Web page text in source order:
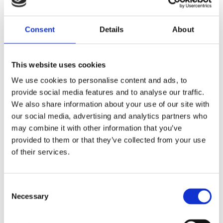
Consent Details About
This website uses cookies
We use cookies to personalise content and ads, to
provide social media features and to analyse our traffic.
We also share information about your use of our site with
our social media, advertising and analytics partners who
may combine it with other information that you’ve
provided to them or that they’ve collected from your use
of their services.
Selection
Necessary
Układ kierowniczy
UKŁAD KIEROWNICZY DO PEUGEOT 607